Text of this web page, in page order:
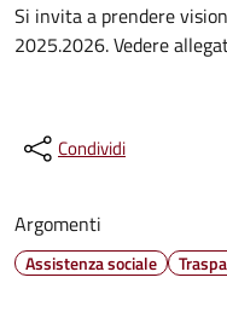
Si invita a prendere
2025.2026. Vedere
Condividi
Argomenti
Assistenza sociale